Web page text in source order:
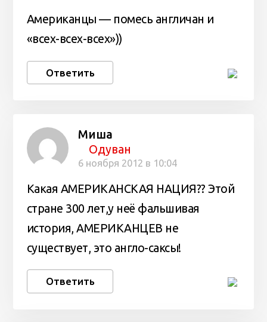
Американцы — помесь англичан и
«всех-всех-всех»))
Ответить
Миша
Одуван
6 ноября 2012 в 10:04
Какая АМЕРИКАНСКАЯ НАЦИЯ?? Этой
стране 300 лет,у неё фальшивая
история, АМЕРИКАНЦЕВ не
существует, это англо-саксы!
Ответить